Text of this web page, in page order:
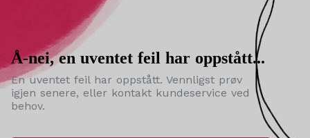
Å-nei, en uventet feil har oppstått...
En uventet feil har oppstått. Vennligst prøv
igjen senere, eller kontakt kundeservice ved
behov.